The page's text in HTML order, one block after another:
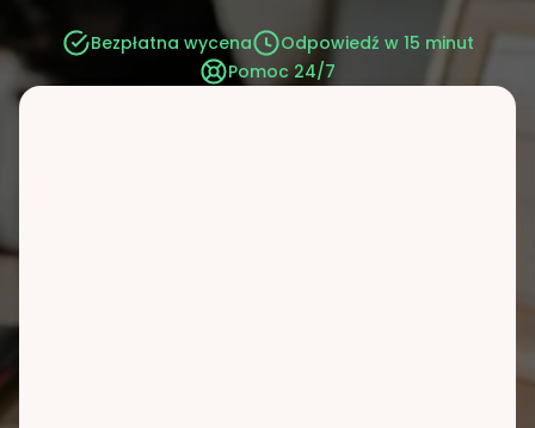
Bezpłatna wycena
Odpowiedź w 15 minut
Pomoc 24/7